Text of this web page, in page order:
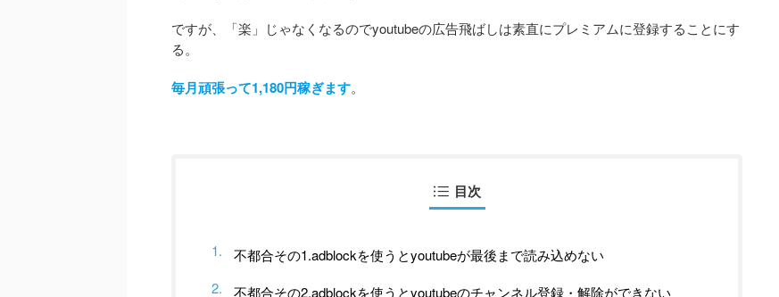
ですが、「楽」じゃなくなるのでyoutubeの広告飛ばしは素直にプレミアムに登録することにす
る。
毎月頑張って1,180円稼ぎます。
目次
不都合その1.adblockを使うとyoutubeが最後まで読み込めない
不都合その2.adblockを使うとyoutubeのチャンネル登録・解除ができない